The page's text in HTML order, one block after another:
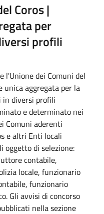
Coros |
per
profili
l'Unione dei Comuni del
unica aggregata per la
in diversi profili
e determinato nei
Comuni aderenti
e altri Enti locali
oggetto di selezione:
contabile,
locale, funzionario
funzionario
Gli avvisi di concorso
nella sezione